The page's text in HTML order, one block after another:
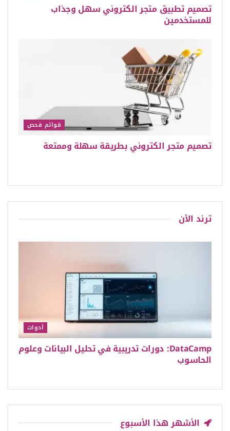
تصميم تطبيق متجر الكتروني سهل وجذاب
للمستخدمين
قوائم فحص
تصميم متجر الكتروني بطريقة سهلة وممتعة
ترند الٱن
أدوات
DataCamp: دورات تدريبية في تحليل البيانات وعلوم
الحاسوب
الأشهر هذا الأسبوع